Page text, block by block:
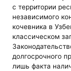
с территории
независимого
кочевника в
классическом
долгосрочного
лишь факта